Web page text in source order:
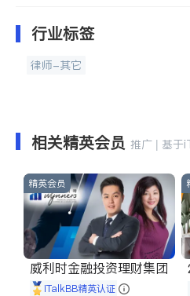
行业标签
律师-其它
相关精英会员 推广 | 基于
精英会员
威利时金融投资理财集团
iTalkBB精英认证